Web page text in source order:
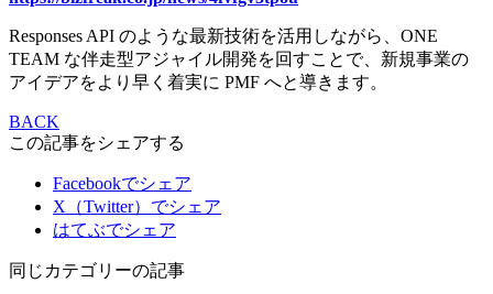
Responses API のような最新技術を活用しながら、ONE
TEAM な伴走型アジャイル開発を回すことで、新規事業の
アイデアをより早く着実に PMF へと導きます。
BACK
この記事をシェアする
Facebookでシェア
X（Twitter）でシェア
はてぶでシェア
同じカテゴリーの記事